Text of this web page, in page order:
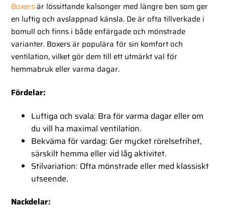
Boxersär lössittande kalsonger med längre ben som ger
en luftig och avslappnad känsla. De är ofta tillverkade i
bomull och finns i både enfärgade och mönstrade
varianter. Boxers är populära för sin komfort och
ventilation, vilket gör dem till ett utmärkt val för
hemmabruk eller varma dagar.
Fördelar:
Luftiga och svala: Bra för varma dagar eller om
du vill ha maximal ventilation.
Bekväma för vardag: Ger mycket rörelsefrihet,
särskilt hemma eller vid låg aktivitet.
Stilvariation: Ofta mönstrade eller med klassiskt
utseende.
Nackdelar: